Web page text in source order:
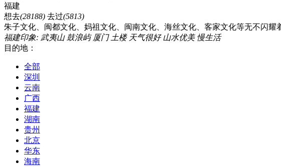
福建
想去(28188) 去过(5813)
朱子文化、闽都文化、妈祖文化、闽南文化、海丝文化、客家文化等无不闪
福建印象: 武夷山 鼓浪屿 厦门 土楼 天气很好 山水优美 慢生活
目的地：
全部
深圳
云南
广西
福建
湖南
贵州
北京
华东
海南